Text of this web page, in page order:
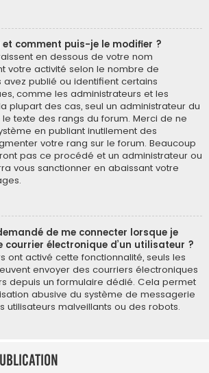
comment puis-je le modifier ?
en dessous de votre nom
votre activité selon le nombre de
publié ou identifient certains
comme les administrateurs et les
plupart des cas, seul un administrateur du
texte des rangs du forum. Merci de ne
en publiant inutilement des
votre rang sur le forum. Beaucoup
pas ce procédé et un administrateur ou
vous sanctionner en abaissant votre
de me connecter lorsque je
courrier électronique d’un utilisateur ?
ont activé cette fonctionnalité, seuls les
envoyer des courriers électroniques
depuis un formulaire dédié. Cela permet
abusive du système de messagerie
utilisateurs malveillants ou des robots.